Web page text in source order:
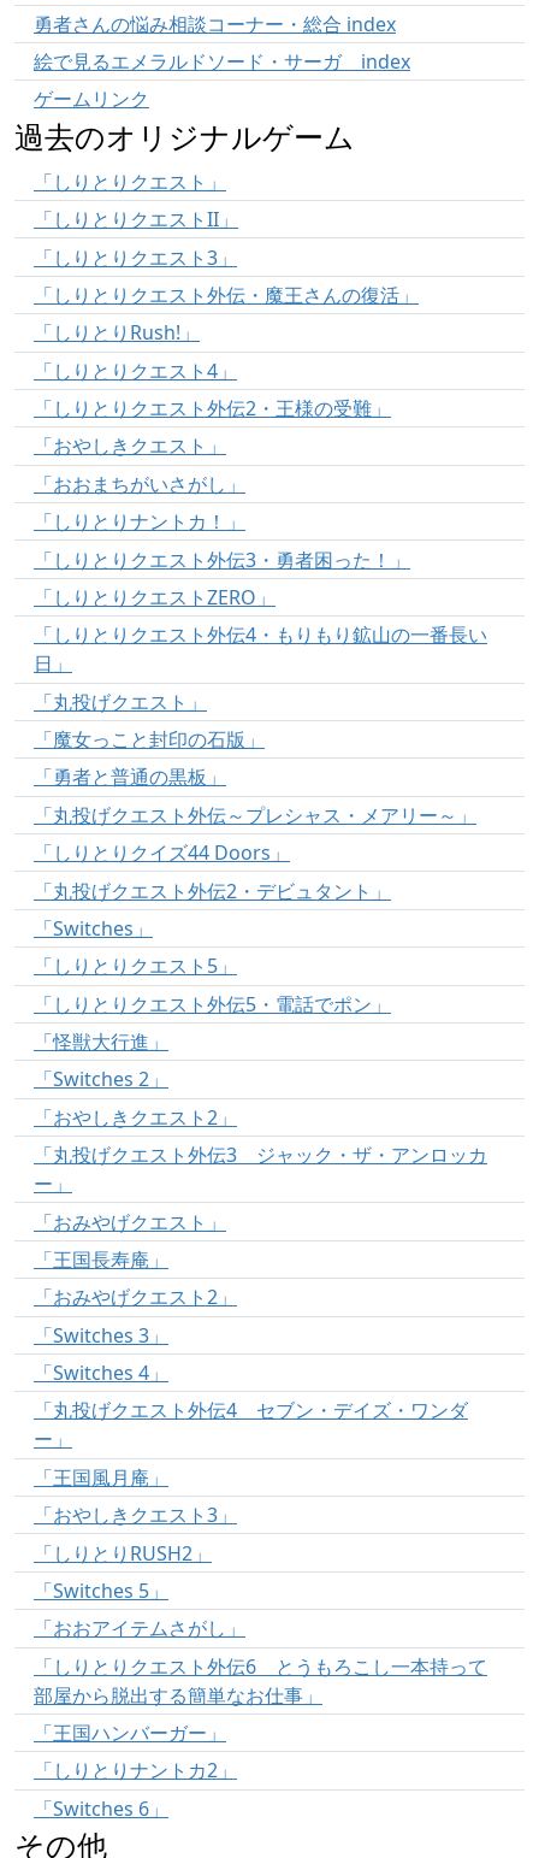
勇者さんの悩み相談コーナー・総合 index
絵で見るエメラルドソード・サーガ index
ゲームリンク
過去のオリジナルゲーム
「しりとりクエスト」
「しりとりクエストII」
「しりとりクエスト3」
「しりとりクエスト外伝・魔王さんの復活」
「しりとりRush!」
「しりとりクエスト4」
「しりとりクエスト外伝2・王様の受難」
「おやしきクエスト」
「おおまちがいさがし」
「しりとりナントカ！」
「しりとりクエスト外伝3・勇者困った！」
「しりとりクエストZERO」
「しりとりクエスト外伝4・もりもり鉱山の一番長い
日」
「丸投げクエスト」
「魔女っこと封印の石版」
「勇者と普通の黒板」
「丸投げクエスト外伝～プレシャス・メアリー～」
「しりとりクイズ44 Doors」
「丸投げクエスト外伝2・デビュタント」
「Switches」
「しりとりクエスト5」
「しりとりクエスト外伝5・電話でポン」
「怪獣大行進」
「Switches 2」
「おやしきクエスト2」
「丸投げクエスト外伝3 ジャック・ザ・アンロッカ
ー」
「おみやげクエスト」
「王国長寿庵」
「おみやげクエスト2」
「Switches 3」
「Switches 4」
「丸投げクエスト外伝4 セブン・デイズ・ワンダ
ー」
「王国風月庵」
「おやしきクエスト3」
「しりとりRUSH2」
「Switches 5」
「おおアイテムさがし」
「しりとりクエスト外伝6 とうもろこし一本持って
部屋から脱出する簡単なお仕事」
「王国ハンバーガー」
「しりとりナントカ2」
「Switches 6」
その他